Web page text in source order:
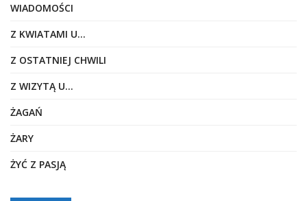
WIADOMOŚCI
Z KWIATAMI U…
Z OSTATNIEJ CHWILI
Z WIZYTĄ U…
ŻAGAŃ
ŻARY
ŻYĆ Z PASJĄ